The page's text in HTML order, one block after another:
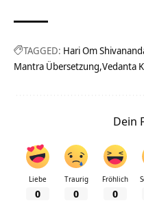
TAGGED: Hari Om
Mantra Übersetzung Vedanta
Dein
Liebe
0
Traurig
0
Fröhlich
0